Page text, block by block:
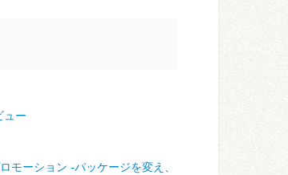
ュー
ーション ‐パッケージを変え、